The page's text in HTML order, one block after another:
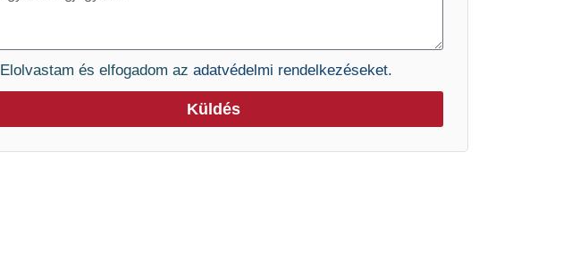
Elolvastam és elfogadom azadatvédelmi rendelkezéseket.
Küldés